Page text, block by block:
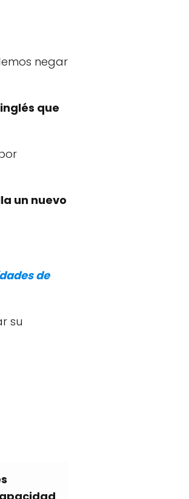
negar
que
un nuevo
de
su